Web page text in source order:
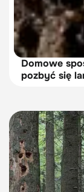
Domowe
pozbyć się